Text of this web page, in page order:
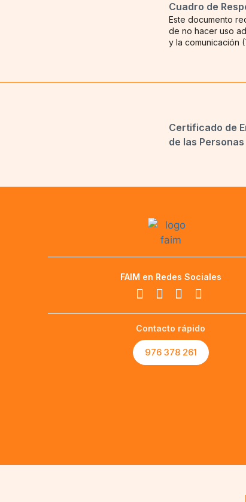
Cuadro de
Este documento
de no hacer uso
y la comunicación
Certificado de
de las Personas
FAIM en Redes Sociales
Contacto rápido
976 378 261